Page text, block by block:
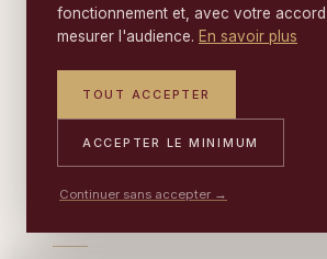
Au-delà de la restauration :
nettoyage, conservation, tapisseries
fonctionnement et, avec votre
mesurer l'audience. En savoir plus
TOUT ACCEPTER
ACCEPTER LE MINIMUM
Continuer sans accepter →